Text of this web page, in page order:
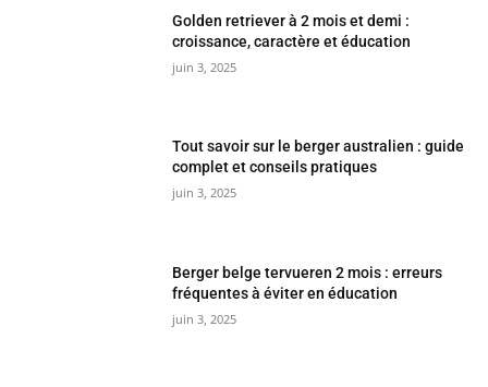
Golden retriever à 2 mois et demi :
croissance, caractère et éducation
juin 3, 2025
Tout savoir sur le berger australien : guide
complet et conseils pratiques
juin 3, 2025
Berger belge tervueren 2 mois : erreurs
fréquentes à éviter en éducation
juin 3, 2025